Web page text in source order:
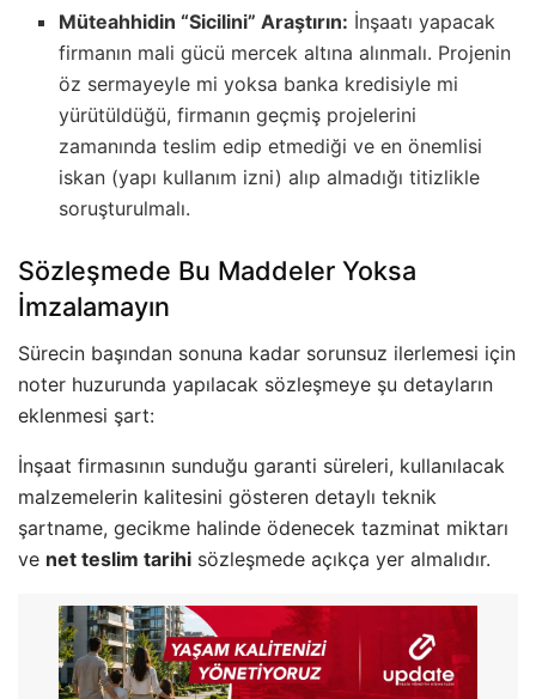
Müteahhidin “Sicilini” Araştırın: İnşaatı yapacak
firmanın mali gücü mercek altına alınmalı. Projenin
öz sermayeyle mi yoksa banka kredisiyle mi
yürütüldüğü, firmanın geçmiş projelerini
zamanında teslim edip etmediği ve en önemlisi
iskan (yapı kullanım izni) alıp almadığı titizlikle
soruşturulmalı.
Sözleşmede Bu Maddeler Yoksa
İmzalamayın
Sürecin başından sonuna kadar sorunsuz ilerlemesi için
noter huzurunda yapılacak sözleşmeye şu detayların
eklenmesi şart:
İnşaat firmasının sunduğu garanti süreleri, kullanılacak
malzemelerin kalitesini gösteren detaylı teknik
şartname, gecikme halinde ödenecek tazminat miktarı
ve net teslim tarihi sözleşmede açıkça yer almalıdır.